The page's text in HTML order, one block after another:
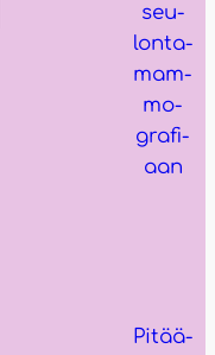
seu­
lon­ta­
mam­
mo­
gra­fi­
aan
Pitää­